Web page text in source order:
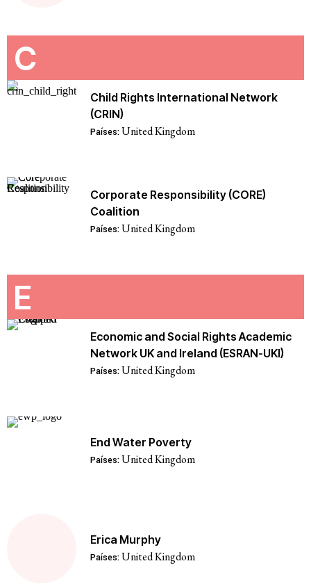
C
Child Rights International Network
(CRIN)
Países:United Kingdom
Corporate Responsibility (CORE)
Coalition
Países:United Kingdom
E
Economic and Social Rights Academic
Network UK and Ireland (ESRAN-UKI)
Países:United Kingdom
End Water Poverty
Países:United Kingdom
Erica Murphy
Países:United Kingdom